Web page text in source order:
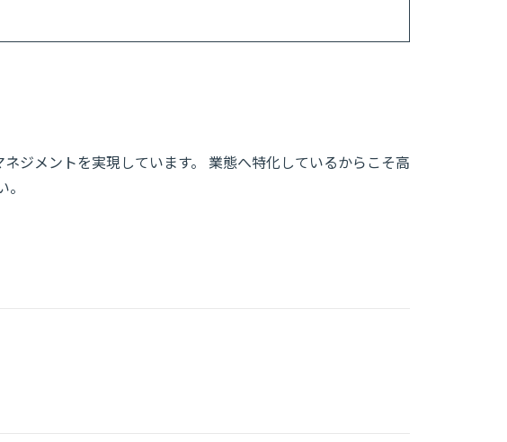
ジメントを実現しています。 業態へ特化しているからこそ高